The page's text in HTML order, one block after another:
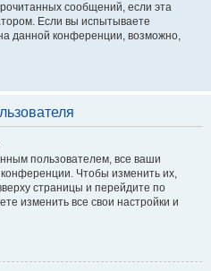
сообщений, если эта
Если вы испытываете
данной конференции, возможно,
пользователем, все ваши
Чтобы изменить их,
страницы и перейдите по
изменить все свои настройки и